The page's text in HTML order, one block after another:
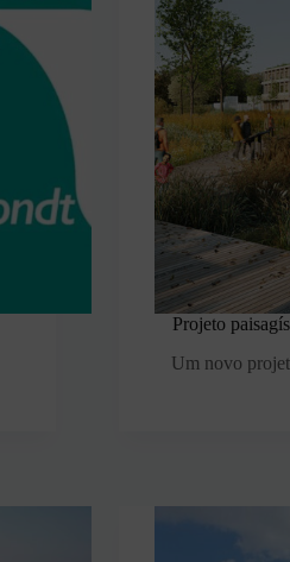
Projeto
Um novo